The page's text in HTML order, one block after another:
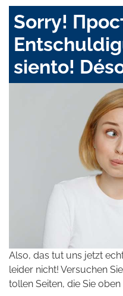
Sorry!
siento!
Also, das tut uns jetzt
leider nicht! Versuchen
tollen Seiten, die Sie